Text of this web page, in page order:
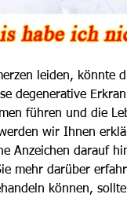
leiden, könnte
degenerative
führen und die
wir Ihnen
Anzeichen darauf
mehr darüber
können,